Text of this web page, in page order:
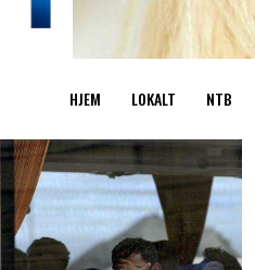
HJEM LOKALT NTB